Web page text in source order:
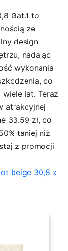
Gat.1 to
ze
design.
nadając
wykonania
co
lat. Teraz
atrakcyjnej
33.59 zł, co
taniej niż
z promocji
beige 30,8 x